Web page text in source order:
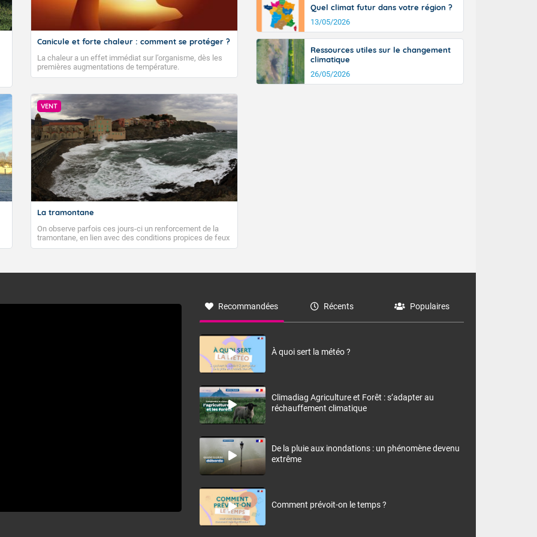
Canicule et forte chaleur : comment se protéger ?
La chaleur a un effet immédiat sur l’organisme, dès les
premières augmentations de température.
VENT
La tramontane
On observe parfois ces jours-ci un renforcement de la
tramontane, en lien avec des conditions propices de feux
de forêt. Mais qu'est-ce que la tramontane ? Quelles sont
à nord-ouest, dans un secteur qui part du Roussillon à la
monts, en allusion aux régions montagneuses d’où
Quel climat futur dans votre région ?
13/05/2026
Ressources utiles sur le changement
climatique
26/05/2026
Recommandées Récents Populaires
À quoi sert la météo ?
Climadiag Agriculture et Forêt : s’adapter au
réchauffement climatique
De la pluie aux inondations : un phénomène devenu
extrême
Comment prévoit-on le temps ?